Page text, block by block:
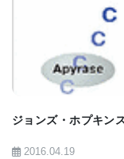
ジョンズ・ホプキン
2016.04.19